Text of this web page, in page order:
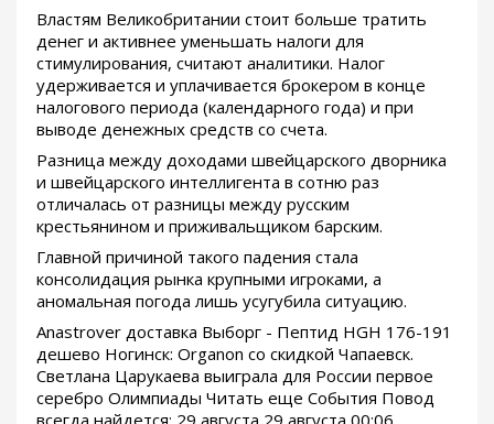
Властям Великобритании стоит больше тратить
денег и активнее уменьшать налоги для
стимулирования, считают аналитики. Налог
удерживается и уплачивается брокером в конце
налогового периода (календарного года) и при
выводе денежных средств со счета.
Разница между доходами швейцарского дворника
и швейцарского интеллигента в сотню раз
отличалась от разницы между русским
крестьянином и приживальщиком барским.
Главной причиной такого падения стала
консолидация рынка крупными игроками, а
аномальная погода лишь усугубила ситуацию.
Anastrover доставка Выборг - Пептид HGH 176-191
дешево Ногинск: Organon со скидкой Чапаевск.
Светлана Царукаева выиграла для России первое
серебро Олимпиады Читать еще События Повод
всегда найдется: 29 августа 29 августа 00:06